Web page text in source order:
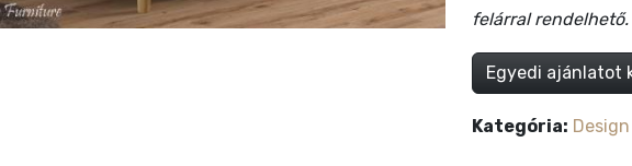
felárral rendelhető.
Egyedi ajánlatot
Kategória: